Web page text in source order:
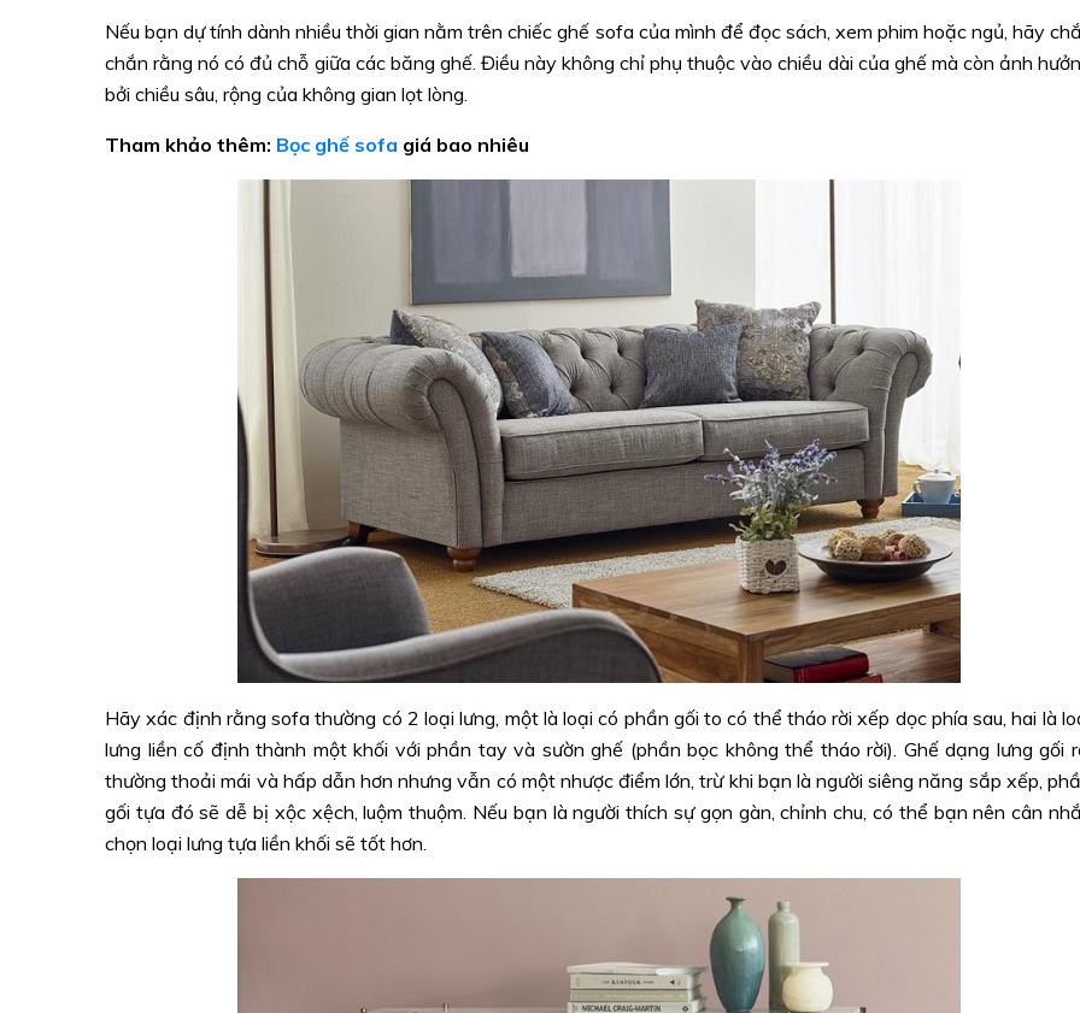
Nếu bạn dự tính dành nhiều thời gian nằm trên chiếc ghế sofa của mình để đọc sách, xem phim hoặc ngủ, hãy
chắn rằng nó có đủ chỗ giữa các băng ghế. Điều này không chỉ phụ thuộc vào chiều dài của ghế mà còn ảnh
bởi chiều sâu, rộng của không gian lọt lòng.
Tham khảo thêm: Bọc ghế sofa giá bao nhiêu
Hãy xác định rằng sofa thường có 2 loại lưng, một là loại có phần gối to có thể tháo rời xếp dọc phía sau, hai là
lưng liền cố định thành một khối với phần tay và sườn ghế (phần bọc không thể tháo rời). Ghế dạng lưng gối
thường thoải mái và hấp dẫn hơn nhưng vẫn có một nhược điểm lớn, trừ khi bạn là người siêng năng sắp xếp,
gối tựa đó sẽ dễ bị xộc xệch, luộm thuộm. Nếu bạn là người thích sự gọn gàn, chỉnh chu, có thể bạn nên cân
chọn loại lưng tựa liền khối sẽ tốt hơn.